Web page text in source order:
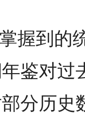
握到的
鉴对过
分历史